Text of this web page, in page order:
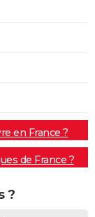
en France ?
de France ?
?